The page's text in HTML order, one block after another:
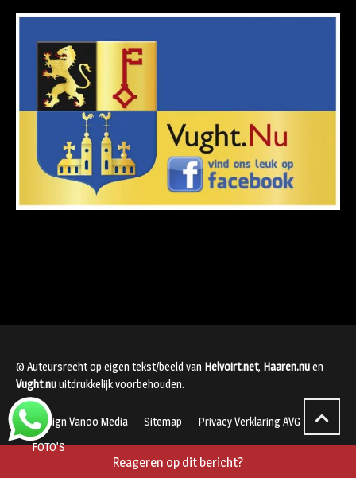
Reageren op dit bericht?
© Auteursrecht op eigen tekst/beeld van Helvoirt.net, Haaren.nuen
Vught.nuuitdrukkelijk voorbehouden.
Webdesign Vanoo Media Sitemap
Privacy Verklaring AVG
FOTO’S